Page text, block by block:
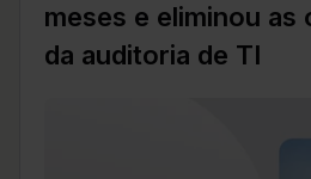
meses e eliminou as
da auditoria de TI